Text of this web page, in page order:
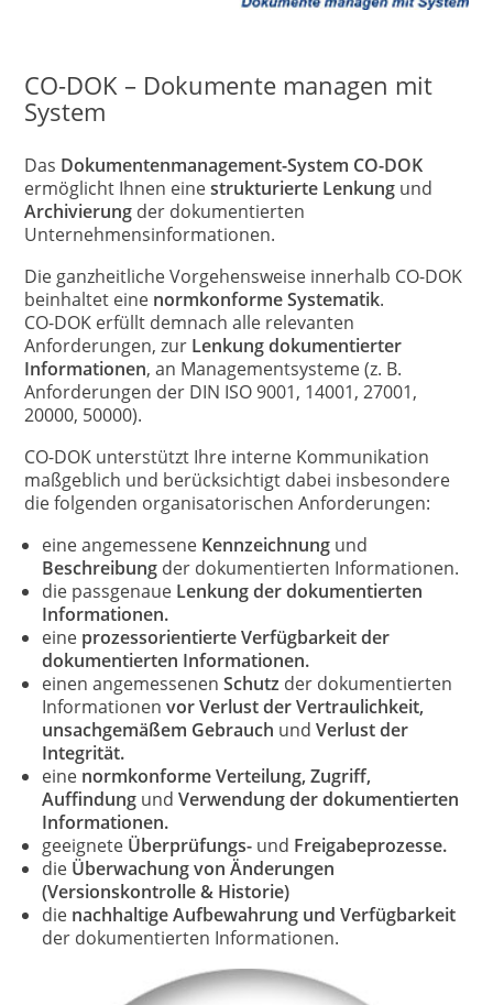
CO-DOK – Dokumente managen mit
System
Das Dokumentenmanagement-System CO-DOK
ermöglicht Ihnen einestrukturierte Lenkung und
Archivierung der dokumentierten
Unternehmensinformationen.
Die ganzheitliche Vorgehensweise innerhalb CO-DOK
beinhaltet eine normkonforme Systematik.
CO-DOK erfüllt demnach alle relevanten
Anforderungen, zur Lenkung dokumentierter
Informationen, an Managementsysteme (z. B.
Anforderungen der DIN ISO 9001, 14001, 27001,
20000, 50000).
CO-DOK unterstützt Ihre interne Kommunikation
maßgeblich und berücksichtigt dabei insbesondere
die folgenden organisatorischen Anforderungen:
eine angemessene Kennzeichnung und
Beschreibung der dokumentierten Informationen.
die passgenaue Lenkung der dokumentierten
Informationen.
eine prozessorientierte Verfügbarkeit der
dokumentierten Informationen.
einen angemessenen Schutz der dokumentierten
Informationen vor Verlust der Vertraulichkeit,
unsachgemäßem Gebrauch und Verlust der
Integrität.
eine normkonforme Verteilung, Zugriff,
Auffindung und Verwendung der dokumentierten
Informationen.
geeignete Überprüfungs- und Freigabeprozesse.
die Überwachung von Änderungen
(Versionskontrolle & Historie)
die nachhaltige Aufbewahrung und Verfügbarkeit
der dokumentierten Informationen.